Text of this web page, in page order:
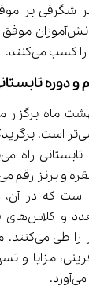
تأثیر شگرفی
سراسری داشته باشد.
می‌کنند.
عمیق‌تر با سؤالات
شرکت در
مراحل این سفر